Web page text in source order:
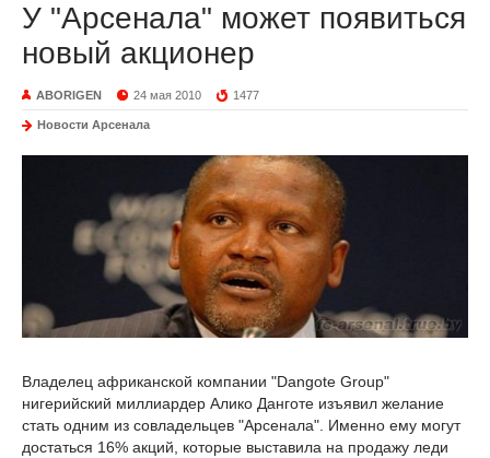
У "Арсенала" может появиться
новый акционер
ABORIGEN 24 мая 2010 1477
Новости Арсенала
Владелец африканской компании "Dangote Group"
нигерийский миллиардер Алико Данготе изъявил желание
стать одним из совладельцев "Арсенала". Именно ему могут
достаться 16% акций, которые выставила на продажу леди